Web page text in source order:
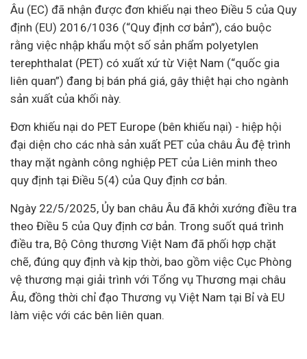
Âu (EC) đã nhận được đơn khiếu nại theo Điều 5 của Quy
định (EU) 2016/1036 (“Quy định cơ bản”), cáo buộc
rằng việc nhập khẩu một số sản phẩm polyetylen
terephthalat (PET) có xuất xứ từ Việt Nam (“quốc gia
liên quan”) đang bị bán phá giá, gây thiệt hại cho ngành
sản xuất của khối này.
Đơn khiếu nại do PET Europe (bên khiếu nại) - hiệp hội
đại diện cho các nhà sản xuất PET của châu Âu đệ trình
thay mặt ngành công nghiệp PET của Liên minh theo
quy định tại Điều 5(4) của Quy định cơ bản.
Ngày 22/5/2025, Ủy ban châu Âu đã khởi xướng điều tra
theo Điều 5 của Quy định cơ bản. Trong suốt quá trình
điều tra, Bộ Công thương Việt Nam đã phối hợp chặt
chẽ, đúng quy định và kịp thời, bao gồm việc Cục Phòng
vệ thương mại giải trình với Tổng vụ Thương mại châu
Âu, đồng thời chỉ đạo Thương vụ Việt Nam tại Bỉ và EU
làm việc với các bên liên quan.